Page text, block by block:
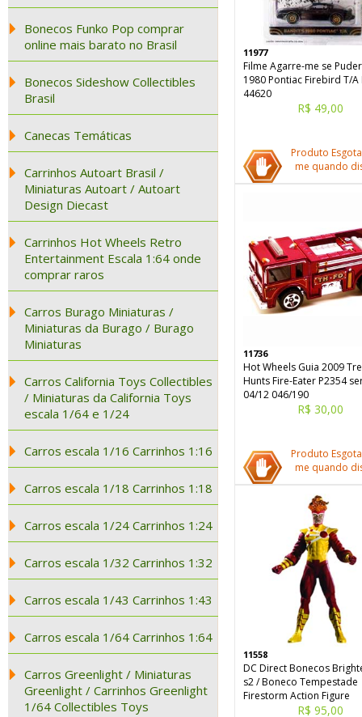
Bonecos Funko Pop comprar
online mais barato no Brasil
Bonecos Sideshow Collectibles
Brasil
Canecas Temáticas
Carrinhos Autoart Brasil /
Miniaturas Autoart / Autoart
Design Diecast
Carrinhos Hot Wheels Retro
Entertainment Escala 1:64 onde
comprar raros
Carros Burago Miniaturas /
Miniaturas da Burago / Burago
Miniaturas
Carros California Toys Collectibles
/ Miniaturas da California Toys
escala 1/64 e 1/24
Carros escala 1/16 Carrinhos 1:16
Carros escala 1/18 Carrinhos 1:18
Carros escala 1/24 Carrinhos 1:24
Carros escala 1/32 Carrinhos 1:32
Carros escala 1/43 Carrinhos 1:43
Carros escala 1/64 Carrinhos 1:64
Carros Greenlight / Miniaturas
Greenlight / Carrinhos Greenlight
1/64 Collectibles Toys
11977
Filme Agarre-me se
1980 Pontiac Firebird T/A
44620
R$ 49,00
Produto
me quando
11736
Hot Wheels Guia 2009
Hunts Fire-Eater P2354
04/12 046/190
R$ 30,00
Produto
me quando
11558
DC Direct Bonecos
s2 / Boneco Tempestade
Firestorm Action Figure
R$ 95,00